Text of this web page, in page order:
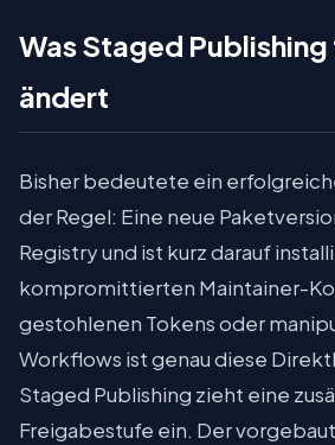
Was Staged
ändert
Bisher bedeutete ein
der Regel: Eine neue
Registry und ist kurz darauf
kompromittierten Maintainer-
gestohlenen Tokens oder
Workflows ist genau diese
Staged Publishing zieht eine
Freigabestufe ein. Der